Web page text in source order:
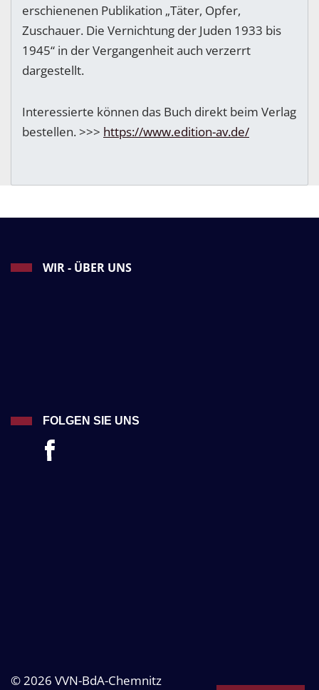
erschienenen Publikation „Täter, Opfer,
Zuschauer. Die Vernichtung der Juden 1933 bis
1945“ in der Vergangenheit auch verzerrt
dargestellt.
Interessierte können das Buch direkt beim Verlag
bestellen. >>> https://www.edition-av.de/
WIR - ÜBER UNS
FOLGEN SIE UNS
© 2026 VVN-BdA-Chemnitz